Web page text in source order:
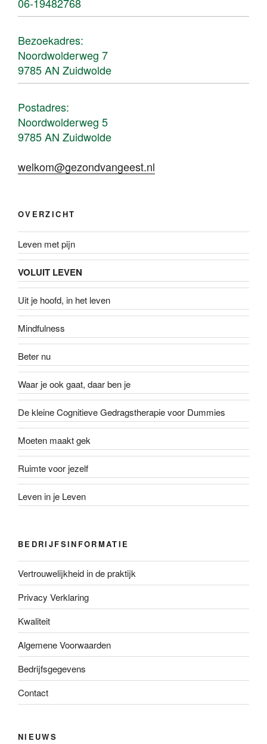
Bezoekadres:
Noordwolderweg 7
9785 AN Zuidwolde
Postadres:
Noordwolderweg 5
9785 AN Zuidwolde
welkom@gezondvangeest.nl
OVERZICHT
Leven met pijn
VOLUIT LEVEN
Uit je hoofd, in het leven
Mindfulness
Beter nu
Waar je ook gaat, daar ben je
De kleine Cognitieve Gedragstherapie voor Dummies
Moeten maakt gek
Ruimte voor jezelf
Leven in je Leven
BEDRIJFSINFORMATIE
Vertrouwelijkheid in de praktijk
Privacy Verklaring
Kwaliteit
Algemene Voorwaarden
Bedrijfsgegevens
Contact
NIEUWS